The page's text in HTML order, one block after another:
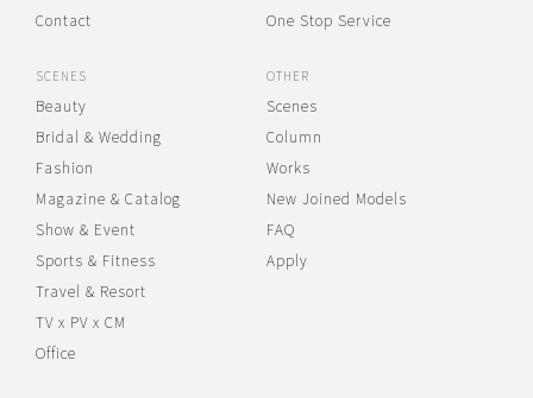
Contact
One Stop Service
SCENES
Beauty
Bridal & Wedding
Fashion
Magazine & Catalog
Show & Event
Sports & Fitness
Travel & Resort
TV x PV x CM
Office
OTHER
Scenes
Column
Works
New Joined Models
FAQ
Apply